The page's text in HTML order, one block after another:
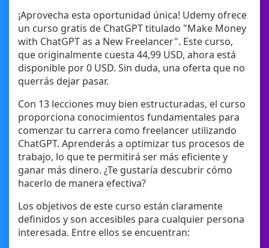
¡Aprovecha esta oportunidad única! Udemy ofrece
un curso gratis de ChatGPT titulado "Make Money
with ChatGPT as a New Freelancer". Este curso,
que originalmente cuesta 44,99 USD, ahora está
disponible por 0 USD. Sin duda, una oferta que no
querrás dejar pasar.
Con 13 lecciones muy bien estructuradas, el curso
proporciona conocimientos fundamentales para
comenzar tu carrera como freelancer utilizando
ChatGPT. Aprenderás a optimizar tus procesos de
trabajo, lo que te permitirá ser más eficiente y
ganar más dinero. ¿Te gustaría descubrir cómo
hacerlo de manera efectiva?
Los objetivos de este curso están claramente
definidos y son accesibles para cualquier persona
interesada. Entre ellos se encuentran: